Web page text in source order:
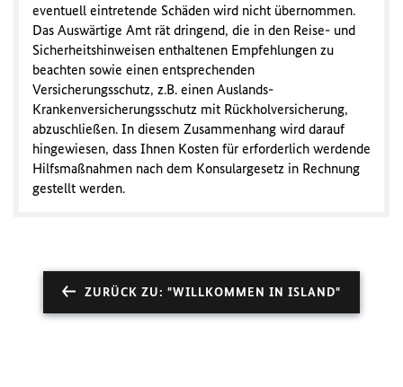
eventuell eintretende Schäden wird nicht übernommen.
Das Auswärtige Amt rät dringend, die in den Reise- und
Sicherheitshinweisen enthaltenen Empfehlungen zu
beachten sowie einen entsprechenden
Versicherungsschutz, z.B. einen Auslands-
Krankenversicherungsschutz mit Rückholversicherung,
abzuschließen. In diesem Zusammenhang wird darauf
hingewiesen, dass Ihnen Kosten für erforderlich werdende
Hilfsmaßnahmen nach dem Konsulargesetz in Rechnung
gestellt werden.
ZURÜCK ZU: "WILLKOMMEN IN ISLAND"